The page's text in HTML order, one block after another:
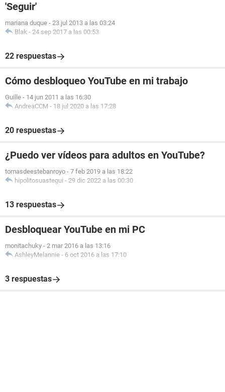
'Seguir'
mariana duque - 23 jul 2013 a las 03:24
Blak - 24 sep 2017 a las 00:53
22 respuestas
Cómo desbloqueo YouTube en mi trabajo
Guille - 14 jun 2011 a las 16:30
AndreaCCM - 18 jul 2020 a las 17:28
20 respuestas
¿Puedo ver vídeos para adultos en YouTube?
tomasdeestebanroyo - 7 feb 2019 a las 18:22
hipolitosuastegui - 29 dic 2022 a las 00:30
13 respuestas
Desbloquear YouTube en mi PC
monitachuky - 2 mar 2016 a las 13:16
AshleyMelannie - 6 oct 2016 a las 17:10
3 respuestas